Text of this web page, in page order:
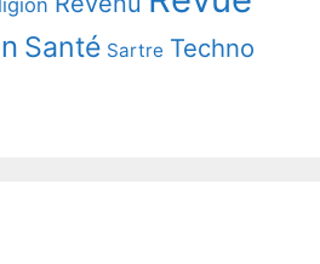
Santé Sartre Techno